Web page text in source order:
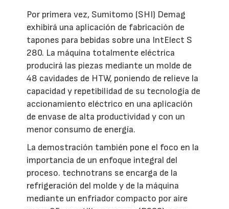
Por primera vez, Sumitomo (SHI) Demag
exhibirá una aplicación de fabricación de
tapones para bebidas sobre una IntElect S
280. La máquina totalmente eléctrica
producirá las piezas mediante un molde de
48 cavidades de HTW, poniendo de relieve la
capacidad y repetibilidad de su tecnología de
accionamiento eléctrico en una aplicación
de envase de alta productividad y con un
menor consumo de energía.
La demostración también pone el foco en la
importancia de un enfoque integral del
proceso. technotrans se encarga de la
refrigeración del molde y de la máquina
mediante un enfriador compacto por aire